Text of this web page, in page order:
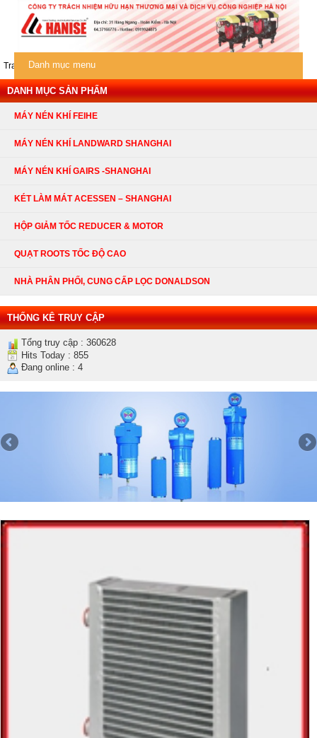
Danh mục menu
Trang chủ/Máy nén khí Feihe
DANH MỤC SẢN PHẨM
MÁY NÉN KHÍ FEIHE
MÁY NÉN KHÍ LANDWARD SHANGHAI
MÁY NÉN KHÍ GAIRS -SHANGHAI
KÉT LÀM MÁT ACESSEN – SHANGHAI
HỘP GIẢM TỐC REDUCER & MOTOR
QUẠT ROOTS TỐC ĐỘ CAO
NHÀ PHÂN PHỐI, CUNG CẤP LỌC DONALDSON
THỐNG KÊ TRUY CẬP
Tổng truy cập : 360628
Hits Today : 855
Đang online : 4